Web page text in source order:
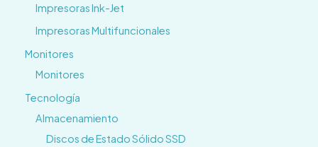
Impresoras Ink-Jet
Impresoras Multifuncionales
Monitores
Monitores
Tecnología
Almacenamiento
Discos de Estado Sólido SSD